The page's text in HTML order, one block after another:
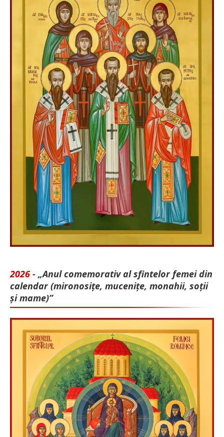
2026 - „Anul comemorativ al sfintelor femei din
calendar (mironosițe, mu­cenițe, monahii, soții
și mame)”